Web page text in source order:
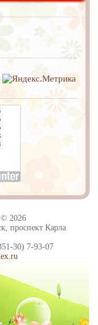
2026
проспект Карла
30) 7-93-07